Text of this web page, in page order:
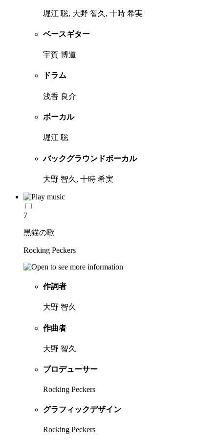
堀江 聡, 大野 智久, 十時 希実
ベースギター
宇賀 博道
ドラム
浅香 良介
ボーカル
堀江 聡
バックグラウンドボーカル
大野 智久, 十時 希実
7
黒猫の歌
Rocking Peckers
作詞者
大野 智久
作曲者
大野 智久
プロデューサー
Rocking Peckers
グラフィックデザイン
Rocking Peckers